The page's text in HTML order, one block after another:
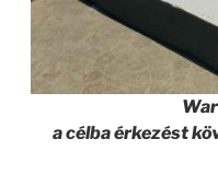
a célba érkezést